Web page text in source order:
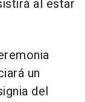
al estar
un
del